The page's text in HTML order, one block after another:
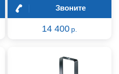
Звоните
14 400 р.